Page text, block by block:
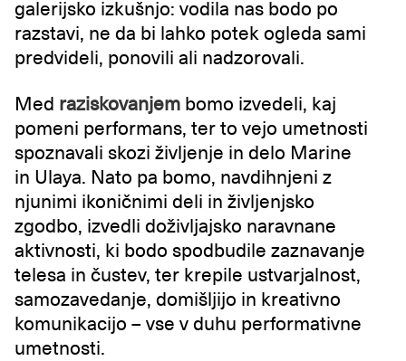
galerijsko izkušnjo: vodila nas bodo po
razstavi, ne da bi lahko potek ogleda sami
predvideli, ponovili ali nadzorovali.
Med raziskovanjem bomo izvedeli, kaj
pomeni performans, ter to vejo umetnosti
spoznavali skozi življenje in delo Marine
in Ulaya. Nato pa bomo, navdihnjeni z
njunimi ikoničnimi deli in življenjsko
zgodbo, izvedli doživljajsko naravnane
aktivnosti, ki bodo spodbudile zaznavanje
telesa in čustev, ter krepile ustvarjalnost,
samozavedanje, domišljijo in kreativno
komunikacijo – vse v duhu performativne
umetnosti.